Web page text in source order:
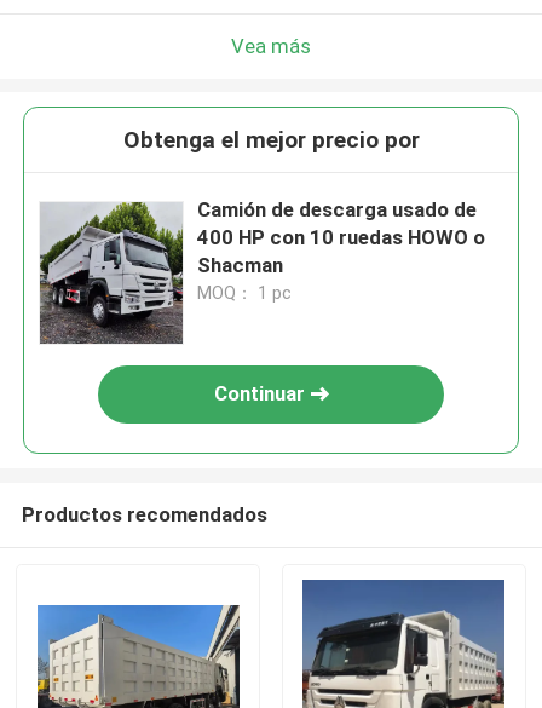
Vea más
Obtenga el mejor precio por
Camión de descarga usado de
400 HP con 10 ruedas HOWO o
Shacman
MOQ： 1 pc
Continuar
Productos recomendados